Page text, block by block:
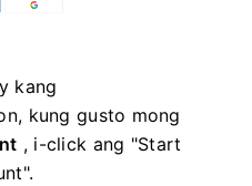
kang
kung gusto mong
, i-click ang "Start